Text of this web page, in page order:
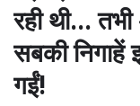
रही थी…
सबकी निगाहें
गईं!